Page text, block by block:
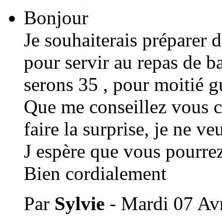
Bonjour
Je souhaiterais préparer
pour servir au repas de
serons 35 , pour moitié
Que me conseillez vous
faire la surprise, je ne
J espère que vous
Bien cordialement
Par Sylvie - Mardi 07